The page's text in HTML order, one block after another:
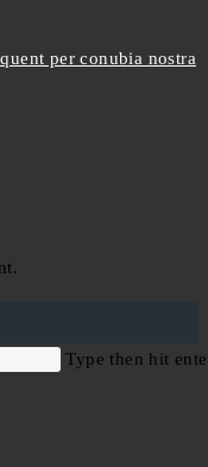
Type then hit